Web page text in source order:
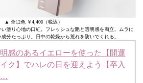
▲ 全12色 ￥4,400（税込）
塗り心地の口紅。フレッシュな艶と透明感を両立。ムラに
分たっぷり。日中の乾燥から荒れを防いでくれる。
感のあるイエローを使った【開運
ク】でハレの日を迎えよう【卒入
…